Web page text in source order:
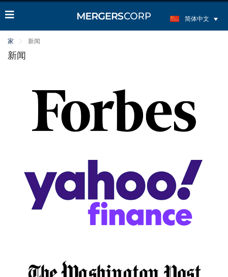
简体中文
家 新闻
新闻